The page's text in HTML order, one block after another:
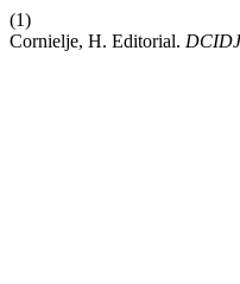
(1)
Cornielje, H. Editorial. DCIDJ